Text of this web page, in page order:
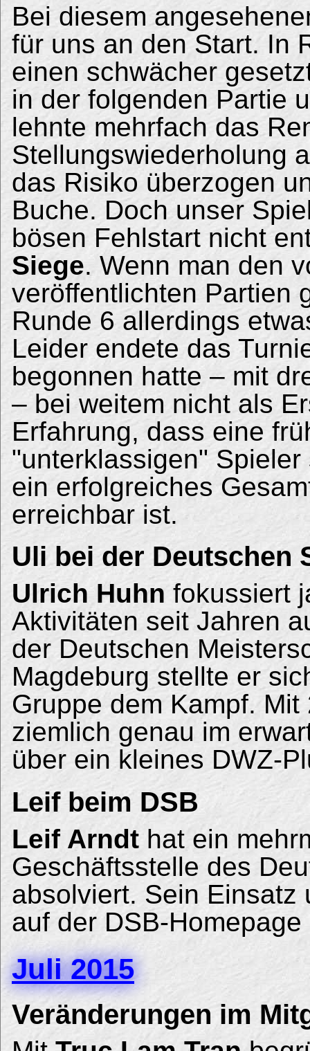
Bei diesem
für uns an den Start. In
einen schwächer
in der folgenden Partie
lehnte mehrfach das
Stellungswiederholung
das Risiko überzogen
Buche. Doch unser
bösen Fehlstart nicht
Siege. Wenn man den
veröffentlichten Partien
Runde 6 allerdings
Leider endete das
begonnen hatte – mit
– bei weitem nicht als
Erfahrung, dass eine
"unterklassigen"
ein erfolgreiches
erreichbar ist.
Uli bei der Deutschen
Ulrich Huhn fokussiert
Aktivitäten seit Jahren
der Deutschen
Magdeburg stellte er
Gruppe dem Kampf.
ziemlich genau im
über ein kleines DWZ-
Leif beim DSB
Leif Arndt hat ein
Geschäftsstelle des
absolviert. Sein Einsatz
auf der DSB-Homepage
Juli 2015
Veränderungen im